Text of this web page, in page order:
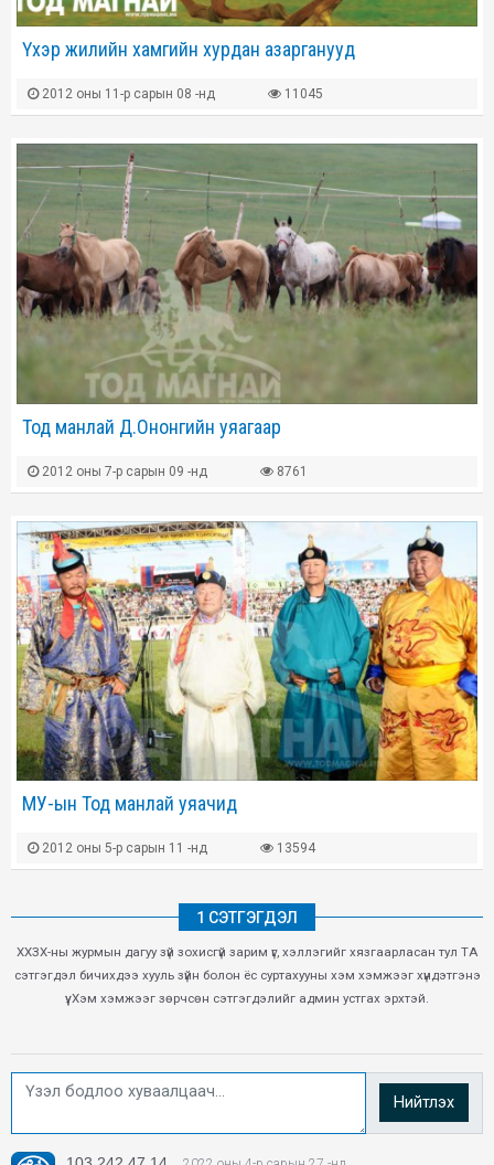
Үхэр жилийн хамгийн хурдан азарганууд
2012 оны 11-р сарын 08 -нд 11045
Тод манлай Д.Ононгийн уяагаар
2012 оны 7-р сарын 09 -нд 8761
МУ-ын Тод манлай уяачид
2012 оны 5-р сарын 11 -нд 13594
1 СЭТГЭГДЭЛ
ХХЗХ-ны журмын дагуу зүй зохисгүй зарим үг, хэллэгийг хязгаарласан тул ТА
сэтгэгдэл бичихдээ хууль зүйн болон ёс суртахууны хэм хэмжээг хүндэтгэнэ
үү. Хэм хэмжээг зөрчсөн сэтгэгдэлийг админ устгах эрхтэй.
Нийтлэх